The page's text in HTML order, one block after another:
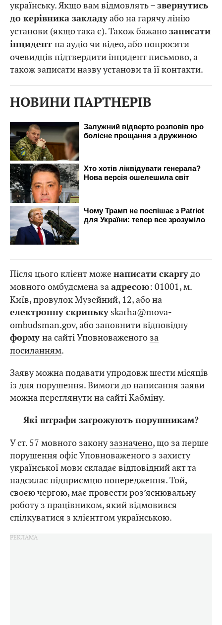
українську. Якщо вам відмовлять –звернутись
до керівника закладуабо на гарячу лінію
установи (якщо така є). Також бажанозаписати
інцидент на аудіо чи відео, або попросити
очевидців підтвердити інцидент письмово, а
також записати назву установи та її контакти.
НОВИНИ ПАРТНЕРІВ
Після цього клієнт моженаписати скаргудо
мовного омбудсмена заадресою: 01001, м.
Київ, провулок Музейний, 12, або на
електронну скриньку skarha@mova-
ombudsman.gov, або заповнити відповідну
форму на сайті Уповноваженого за
посиланням.
Заяву можна подавати упродовж шести місяців
із дня порушення. Вимоги до написання заяви
можна переглянути насайтіКабміну.
Які штрафи загрожують порушникам?
У ст. 57 мовного законузазначено, що за перше
порушення офіс Уповноваженого з захисту
української мови складає відповідний акт та
надсилає підприємцю попередження. Той,
своєю чергою, має провести роз’яснювальну
роботу з працівником, який відмовився
спілкуватися з клієнтгом українською.